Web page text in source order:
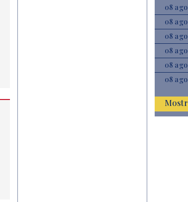
08
08
08
08
08 ago
08 ago